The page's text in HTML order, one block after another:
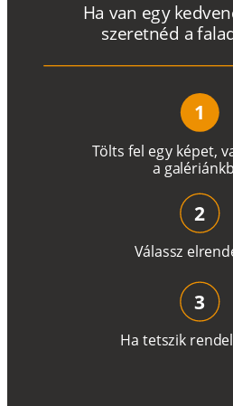
Tölts fel egy képet, v
a galériánkb
Ha van egy kedven
szeretnéd a fala
1
Válassz elrend
2
Ha tetszik rendel
3